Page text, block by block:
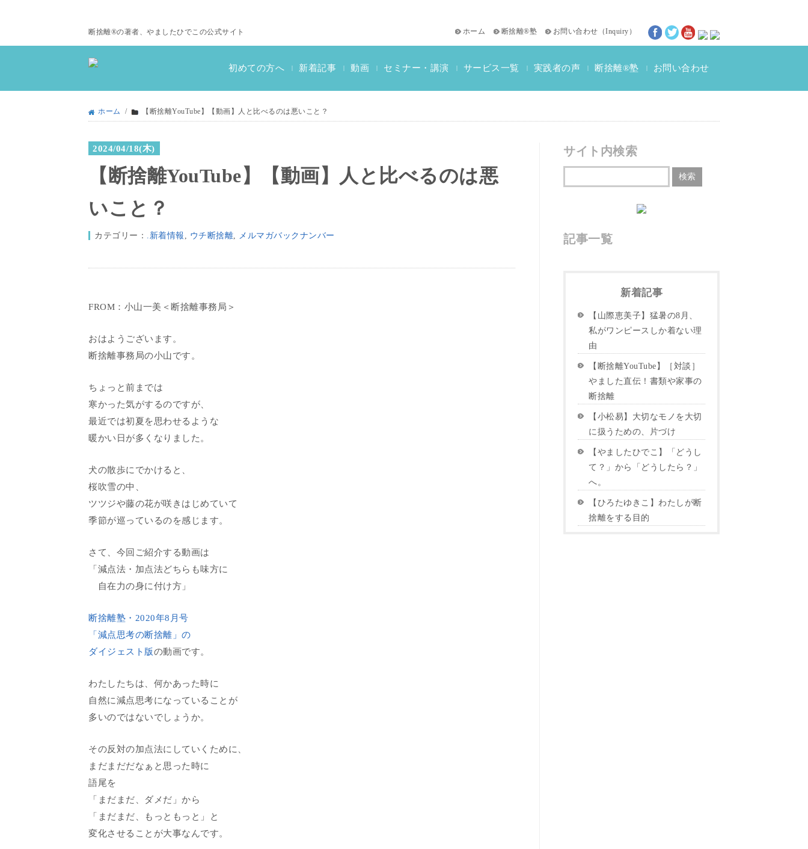
断捨離®の著者、やましたひでこの公式サイト ホーム 断捨離®塾 お問い合わせ （Inquiry ）
初めての方へ | 新着記事 | 動画 | セミナー・講演 | サービス一覧
おススメ書籍
教材一覧
断捨離検定情報
| 実践者の声
断捨離®体験談
動画インタビュー
| 断捨離®塾 | お問い合わせ
ホーム / 【断捨離YouTube】【動画】人と比べるのは悪いこと？
2024/04/18(木)
【断捨離YouTube】【動画】人と比べるのは悪
いこと？
カテゴリー： .新着情報 , ウチ断捨離, メルマガバックナンバー
FROM：小山一美＜断捨離事務局＞
おはようございます。
断捨離事務局の小山です。
ちょっと前までは
寒かった気がするのですが、
最近では初夏を思わせるような
暖かい日が多くなりました。
犬の散歩にでかけると、
桜吹雪の中、
ツツジや藤の花が咲きはじめていて
季節が巡っているのを感じます。
さて、今回ご紹介する動画は
「減点法・加点法どちらも味方に
自在力の身に付け方」
断捨離塾・2020年8月号
「減点思考の断捨離」の
ダイジェスト版の動画です。
わたしたちは、何かあった時に
自然に減点思考になっていることが
多いのではないでしょうか。
その反対の加点法にしていくために、
まだまだだなぁと思った時に
語尾を
「まだまだ、ダメだ」から
「まだまだ、もっともっと」と
変化させることが大事なんです。
サイト内検索
記事一覧
新着記事
【山際恵美子】猛暑の8月、
私がワンピースしか着ない理
由
【断捨離YouTube】［対談］
やました直伝！書類や家事の
断捨離
【小松易】大切なモノを大切
に扱うための、片づけ
【やましたひでこ】「どうし
て？」から「どうしたら？」
へ。
【ひろたゆきこ】わたしが断
捨離をする目的